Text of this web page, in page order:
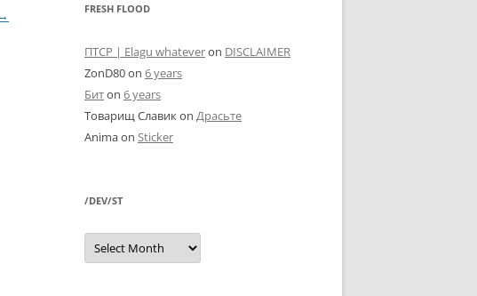
FRESH FLOOD
ПТСР | Elagu whateveron DISCLAIMER
ZonD80on 6 years
Битon 6 years
Товарищ Славикon Драсьте
Animaon Sticker
/DEV/ST
/dev/st